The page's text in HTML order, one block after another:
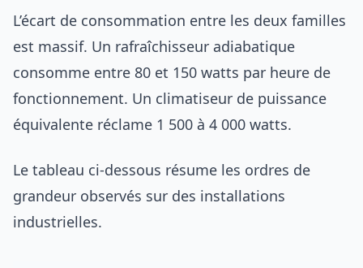
L’écart de consommation entre les deux familles
est massif. Un rafraîchisseur adiabatique
consomme entre 80 et 150 watts par heure de
fonctionnement. Un climatiseur de puissance
équivalente réclame 1 500 à 4 000 watts.
Le tableau ci-dessous résume les ordres de
grandeur observés sur des installations
industrielles.